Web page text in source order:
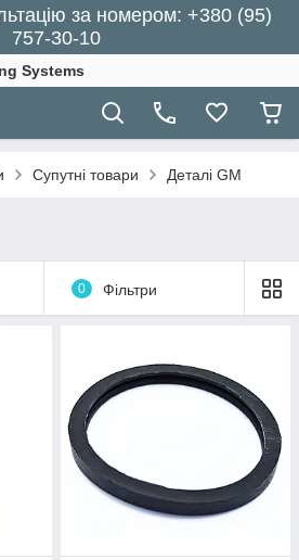
за номером: +380 (95)
757-30-10
Systems
Супутні товари Деталі GM
0 Фільтри